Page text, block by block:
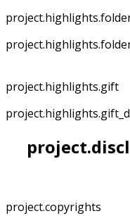
project.highlights.gift
project.copyrights